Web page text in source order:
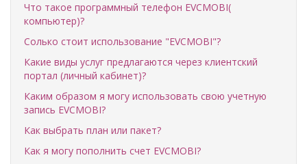
Что такое программный телефон EVCMOBI(
компьютер)?
Солько стоит использование "EVCMOBI"?
Какие виды услуг предлагаются через клиентский
портал (личный кабинет)?
Каким образом я могу использовать свою учетную
запись EVCMOBI?
Как выбрать план или пакет?
Как я могу пополнить счет EVCMOBI?